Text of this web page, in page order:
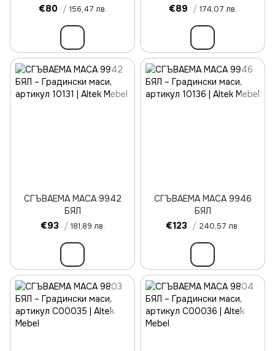
€80 / 156,47 лв. €89 / 174,07 лв.
СГЪВАЕМА МАСА 9942
БЯЛ
€93 / 181,89 лв.
СГЪВАЕМА МАСА 9946
БЯЛ
€123 / 240,57 лв.